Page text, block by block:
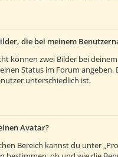
die bei meinem
können zwei Bilder bei
Status im Forum angeben.
unterschiedlich ist.
Avatar?
Bereich kannst du unter